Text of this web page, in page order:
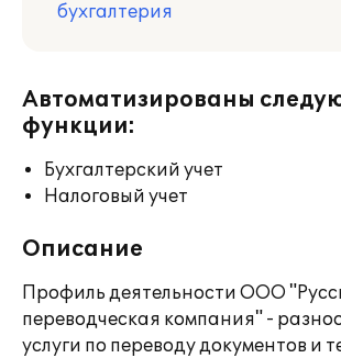
бухгалтерия
Автоматизированы
функции:
Бухгалтерский учет
Налоговый учет
Описание
Профиль деятельности ООО
переводческая компания" -
услуги по переводу документов и